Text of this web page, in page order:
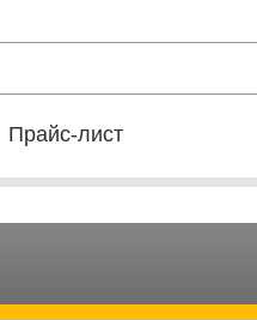
Прайс-лист